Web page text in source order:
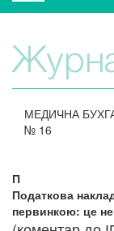
МЕДИЧНА
№ 16
П
Податкова
первинкою: це